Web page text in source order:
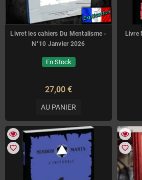
Livret les cahiers Du Mentalisme -
N°10 Janvier 2026
En Stock
27,00 €
AU PANIER
Livre
favorite_border favorite_border